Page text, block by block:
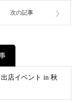
次の記事
店イベント in 秋